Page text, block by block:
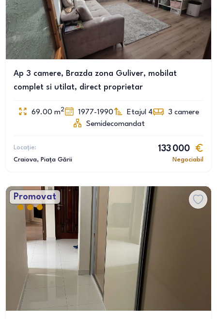
Ap 3 camere, Brazda zona Guliver, mobilat
complet si utilat, direct proprietar
69.00 m2 1977-1990 Etajul 4 3 camere
Semidecomandat
Locație:
Craiova, Piața Gării
133 000
Negociabil
Promovat